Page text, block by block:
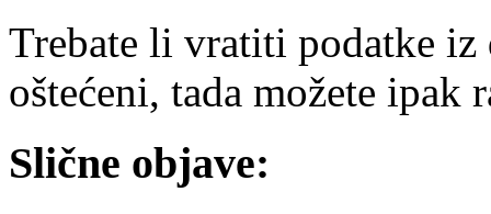
Trebate li vratiti podatke
oštećeni, tada možete ipak
Slične objave: